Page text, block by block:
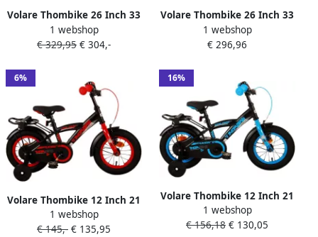
Volare Thombike 26 Inch 33
cm Jongens Terugtraprem
Zwart Rood
1 webshop
€ 329,95 € 304,-
Volare Thombike 26 Inch 33
cm Jongens Terugtraprem
Zwart Blauw
1 webshop
€ 296,96
6%
Volare Thombike 12 Inch 21
5 cm Jongens Terugtraprem
Zwart Rood
1 webshop
€ 145,- € 135,95
16%
Volare Thombike 12 Inch 21
5 cm Jongens Terugtraprem
Zwart Blauw
1 webshop
€ 156,18 € 130,05